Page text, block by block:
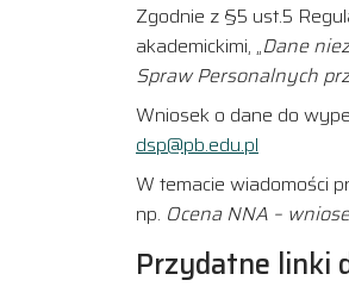
Zgodnie z §5 ust.5
akademickimi, „Dane
Spraw Personalnych
Wniosek o dane do
dsp@pb.edu.pl
W temacie wiadomości
np. Ocena NNA –
Przydatne linki